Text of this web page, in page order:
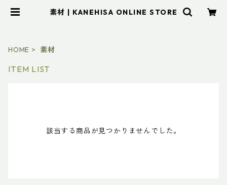
素材 | KANEHISA ONLINE STORE
HOME 素材
ITEM LIST
該当する商品が見つかりませんでした。